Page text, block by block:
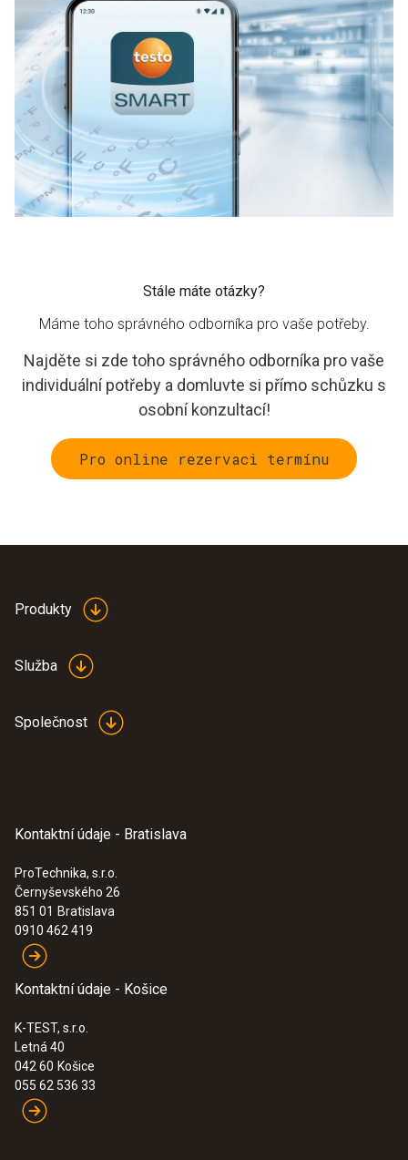
Stále máte otázky?
Máme toho správného odborníka pro vaše potřeby.
Najděte si zde toho správného odborníka pro vaše
individuální potřeby a domluvte si přímo schůzku s
osobní konzultací!
Pro online rezervaci termínu
Produkty
Služba
Společnost
Kontaktní údaje - Bratislava
ProTechnika, s.r.o.
Černyševského 26
851 01 Bratislava
0910 462 419
Kontaktní údaje - Košice
K-TEST, s.r.o.
Letná 40
042 60 Košice
055 62 536 33